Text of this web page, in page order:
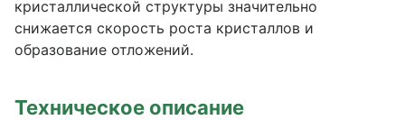
кристаллической структуры значительно
снижается скорость роста кристаллов и
образование отложений.
Техническое описание